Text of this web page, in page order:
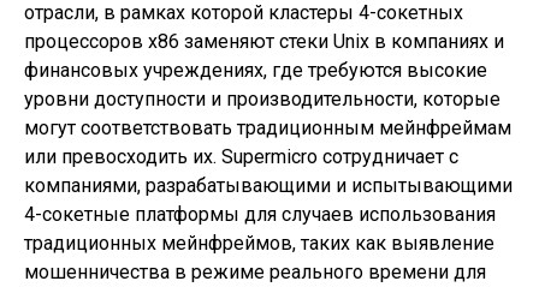
отрасли, в рамках которой кластеры 4-сокетных
процессоров x86 заменяют стеки Unix в компаниях и
финансовых учреждениях, где требуются высокие
уровни доступности и производительности, которые
могут соответствовать традиционным мейнфреймам
или превосходить их. Supermicro сотрудничает с
компаниями, разрабатывающими и испытывающими
4-сокетные платформы для случаев использования
традиционных мейнфреймов, таких как выявление
мошенничества в режиме реального времени для